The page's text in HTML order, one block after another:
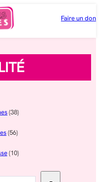
Faire un don
(38)
(56)
(10)